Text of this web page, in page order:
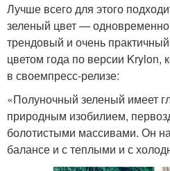
Лучше всего для этого
зеленый цвет —
трендовый и очень
цветом года по версии Krylon,
в своемпресс-релизе:
«Полуночный зеленый имеет
природным изобилием,
болотистыми массивами. Он
балансе и с теплыми и с